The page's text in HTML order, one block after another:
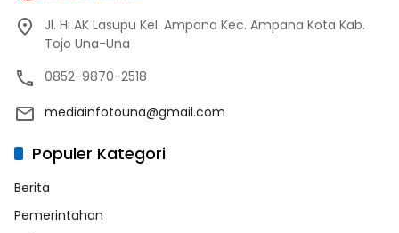
Jl. Hi AK Lasupu Kel. Ampana Kec. Ampana Kota Kab.
Tojo Una-Una
0852-9870-2518
mediainfotouna@gmail.com
Populer Kategori
Berita
Pemerintahan